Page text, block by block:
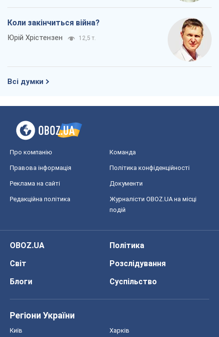
Коли закінчиться війна?
Юрій Хрістензен 12,5 т.
Всі думки
Про компанію Команда
Правова інформація Політика конфіденційності
Реклама на сайті Документи
Редакційна політика
Журналісти OBOZ.UA на місці
подій
OBOZ.UA
Політика
Світ
Розслідування
Блоги
Суспільство
Регіони України
Київ Харків